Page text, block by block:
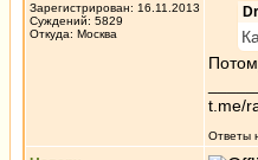
Зарегистрирован: 16.11.2013
Суждений: 5829
Откуда: Москва
t.me/
Ответы